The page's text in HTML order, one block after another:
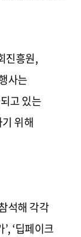
진흥원,
사는
고 있는
위해
석해 각각
’, ‘딥페이크